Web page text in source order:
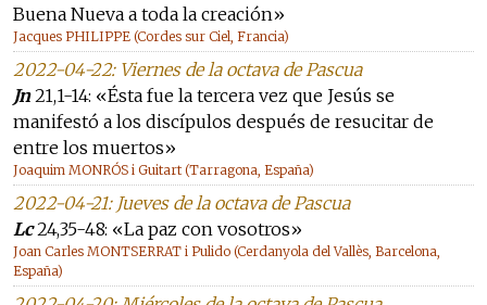
Buena Nueva a toda la creación»
Jacques PHILIPPE (Cordes sur Ciel, Francia)
2022-04-22: Viernes de la octava de Pascua
Jn21,1-14: «Ésta fue la tercera vez que Jesús se
manifestó a los discípulos después de resucitar de
entre los muertos»
Joaquim MONRÓS i Guitart (Tarragona, España)
2022-04-21: Jueves de la octava de Pascua
Lc24,35-48: «La paz con vosotros»
Joan Carles MONTSERRAT i Pulido (Cerdanyola del Vallès, Barcelona,
España)